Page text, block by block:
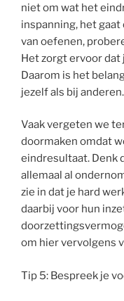
niet om wat het
inspanning, het gaat
van oefenen,
Het zorgt ervoor
Daarom is het
jezelf als bij anderen.
Vaak vergeten we
doormaken omdat
eindresultaat. Denk
allemaal al
zie in dat je hard
daarbij voor hun
om hier vervolgens
Tip 5: Bespreek je